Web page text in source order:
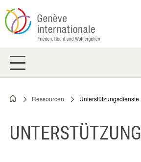
Skip
to
main
Breadcrumb
Ressourcen Unterstützungsdienste